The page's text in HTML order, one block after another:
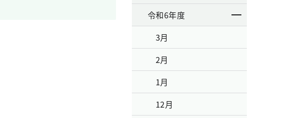
令和6年度
3月
2月
1月
12月